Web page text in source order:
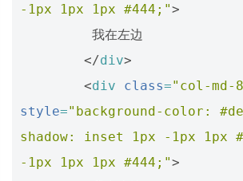
-1px 1px 1px #444;">
</div>
<div class="col-md-
style="background-color:
shadow: inset 1px -1px 1px
-1px 1px 1px #444;">